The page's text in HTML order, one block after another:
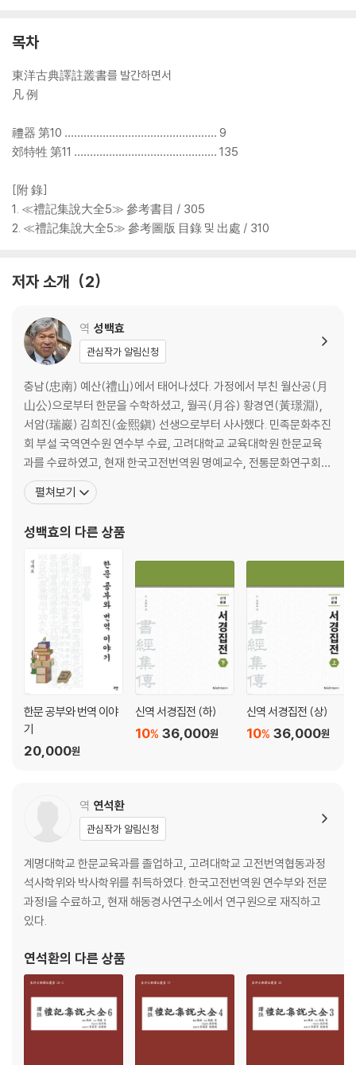
목차
東洋古典譯註叢書를 발간하면서
凡 例
禮器 第10 ………………………………………… 9
郊特牲 第11 ……………………………………… 135
[附 錄]
1. ≪禮記集說大全5≫ 參考書目 / 305
2. ≪禮記集說大全5≫ 參考圖版 目錄 및 出處 / 310
저자 소개 2
역 성백효
관심작가 알림신청
충남(忠南) 예산(禮山)에서 태어나셨다. 가정에서 부친 월산공(月
山公)으로부터 한문을 수학하셨고, 월곡(月谷) 황경연(黃璟淵),
서암(瑞巖) 김희진(金熙鎭) 선생으로부터 사사했다. 민족문화추진
회 부설 국역연수원 연수부 수료, 고려대학교 교육대학원 한문교육
과를 수료하였고, 현재 한국고전번역원 명예교수, 전통문화연구회
부회장을 역임하고 있으며, 사단법인 해동경사연구소 소장을 역임
중이다. 사서집주(四書集註), 『시경집전(詩經集傳)』, 『서경집전
『근사록집해(近思錄集解)』, 『심경부주(心經附註)』, 『통감절요
(通鑑節
펼쳐보기
성백효의 다른 상품
한문 공부와 번역 이야
기
20,000원
신역 서경집전 (하)
36,000원
10%
신역 서경집전 (상)
36,000원
10%
역 연석환
관심작가 알림신청
계명대학교 한문교육과를 졸업하고, 고려대학교 고전번역협동과정
석사학위와 박사학위를 취득하였다. 한국고전번역원 연수부와 전문
과정Ⅰ을 수료하고, 현재 해동경사연구소에서 연구원으로 재직하고
있다.
연석환의 다른 상품